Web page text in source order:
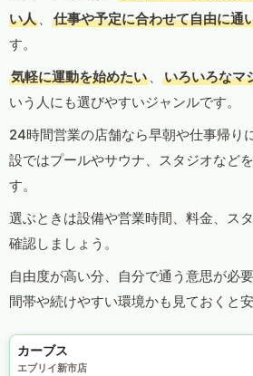
い人 、 仕事や予定に合わせて自由に通
す。
気軽に運動を始めたい 、 いろいろなマ
いう人にも選びやすいジャンルです。
24時間営業の店舗なら早朝や仕事帰り
設ではプールやサウナ、スタジオなど
す。
選ぶときは設備や営業時間、料金、ス
確認しましょう。
自由度が高い分、自分で通う意思が必
間帯や続けやすい環境かも見ておくと安
カーブス
エブリイ新市店